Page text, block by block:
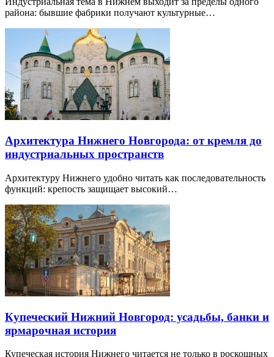
района: бывшие фабрики получают культурные…
Архитектура Нижнего Новгорода: от кремля до
индустриальных пространств
Архитектуру Нижнего удобно читать как последовательность
функций: крепость защищает высокий…
Купеческий Нижний Новгород: усадьбы, банки и
ярмарочная история
Купеческая история Нижнего читается не только в роскошных